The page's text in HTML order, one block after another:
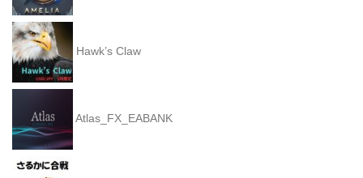
Hawk’s Claw
Atlas_FX_EABANK